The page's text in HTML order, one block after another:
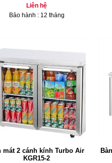
Liên hệ
Bảo hành : 12 tháng
mát 2 cánh kính Turbo Air
KGR15-2